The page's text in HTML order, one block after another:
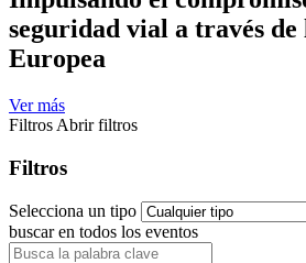
seguridad vial a través
Europea
Ver más
Filtros Abrir filtros
Filtros
Selecciona un tipo
buscar en todos los eventos